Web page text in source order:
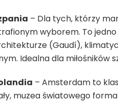
– Dla tych, którzy
wyborem. To
(Gaudí),
Idealna dla miłośników
– Amsterdam to
muzea światowego